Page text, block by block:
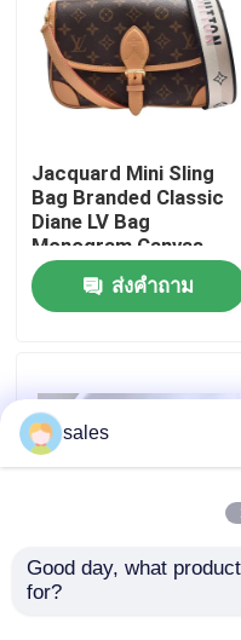
สินค้า
วิดีโอ
เกี่ยวกับเรา
ทัวร์โรงงาน
ติดต่อเรา
ข่าว
Jacquard Mini Sling
Bag Branded Classic
Diane LV Bag
Monogram Canvas
ส่งคำถาม
Favourite Creme Mini
sales
Good day, what
for?